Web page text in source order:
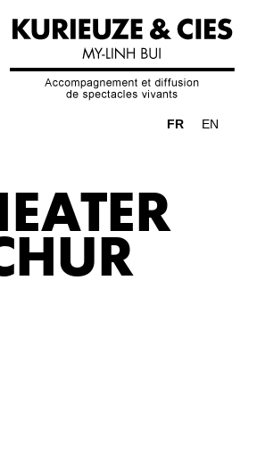
FR EN